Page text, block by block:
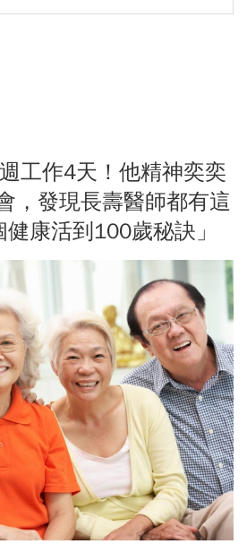
工作4天！他精神奕奕
，發現長壽醫師都有這
康活到100歲秘訣」